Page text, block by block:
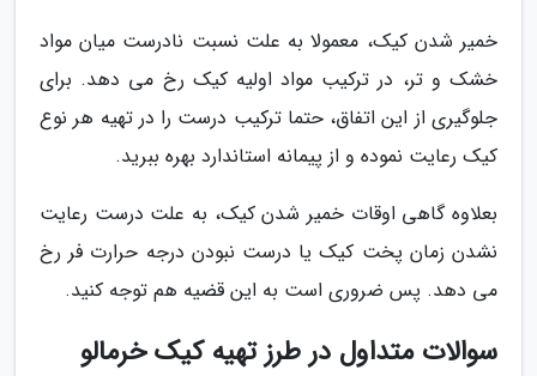
خمیر شدن کیک، معمولا به علت نسبت نادرست میان مواد
خشک و تر، در ترکیب مواد اولیه کیک رخ می دهد. برای
جلوگیری از این اتفاق، حتما ترکیب درست را در تهیه هر نوع
کیک رعایت نموده و از پیمانه استاندارد بهره ببرید.
بعلاوه گاهی اوقات خمیر شدن کیک، به علت درست رعایت
نشدن زمان پخت کیک یا درست نبودن درجه حرارت فر رخ
می دهد. پس ضروری است به این قضیه هم توجه کنید.
سوالات متداول در طرز تهیه کیک خرمالو